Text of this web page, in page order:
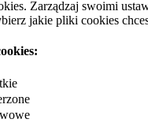
Zarządzaj swoimi
jakie pliki cookies